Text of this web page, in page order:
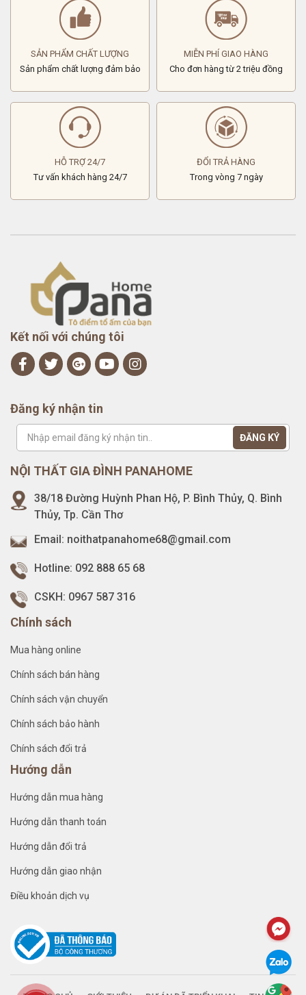
SẢN PHẨM CHẤT LƯỢNG
Sản phẩm chất lượng đảm bảo
MIỄN PHÍ GIAO HÀNG
Cho đơn hàng từ 2 triệu đồng
HỖ TRỢ 24/7
Tư vấn khách hàng 24/7
ĐỔI TRẢ HÀNG
Trong vòng 7 ngày
Kết nối với chúng tôi
Đăng ký nhận tin
NỘI THẤT GIA ĐÌNH PANAHOME
38/18 Đường Huỳnh Phan Hộ, P. Bình Thủy, Q. Bình
Thủy, Tp. Cần Thơ
Email: noithatpanahome68@gmail.com
Hotline: 092 888 65 68
CSKH: 0967 587 316
Chính sách
Mua hàng online
Chính sách bán hàng
Chính sách vận chuyển
Chính sách bảo hành
Chính sách đổi trả
Hướng dẫn
Hướng dẫn mua hàng
Hướng dẫn thanh toán
Hướng dẫn đổi trả
Hướng dẫn giao nhận
Điều khoản dịch vụ